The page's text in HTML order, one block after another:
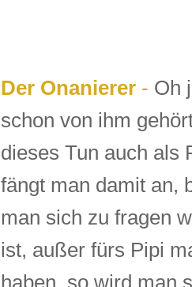
Der Onanierer - Oh
schon von ihm
dieses Tun auch als
fängt man damit an,
man sich zu fragen
ist, außer fürs Pipi
haben, so wird man